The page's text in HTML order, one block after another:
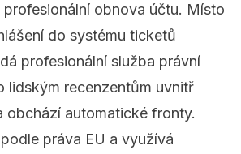
profesionální obnova účtu. Místo
do systému ticketů
profesionální služba právní
lidským recenzentům uvnitř
automatické fronty.
práva EU a využívá